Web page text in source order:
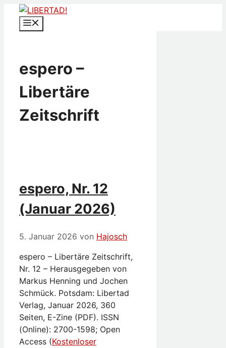
Zum
Inhalt
springen
espero –
Libertäre
Zeitschrift
espero, Nr. 12
(Januar 2026)
5. Januar 2026 von Hajosch
espero – Libertäre Zeitschrift,
Nr. 12 – Herausgegeben von
Markus Henning und Jochen
Schmück. Potsdam: Libertad
Verlag, Januar 2026, 360
Seiten, E-Zine (PDF). ISSN
(Online): 2700-1598; Open
Access (Kostenloser